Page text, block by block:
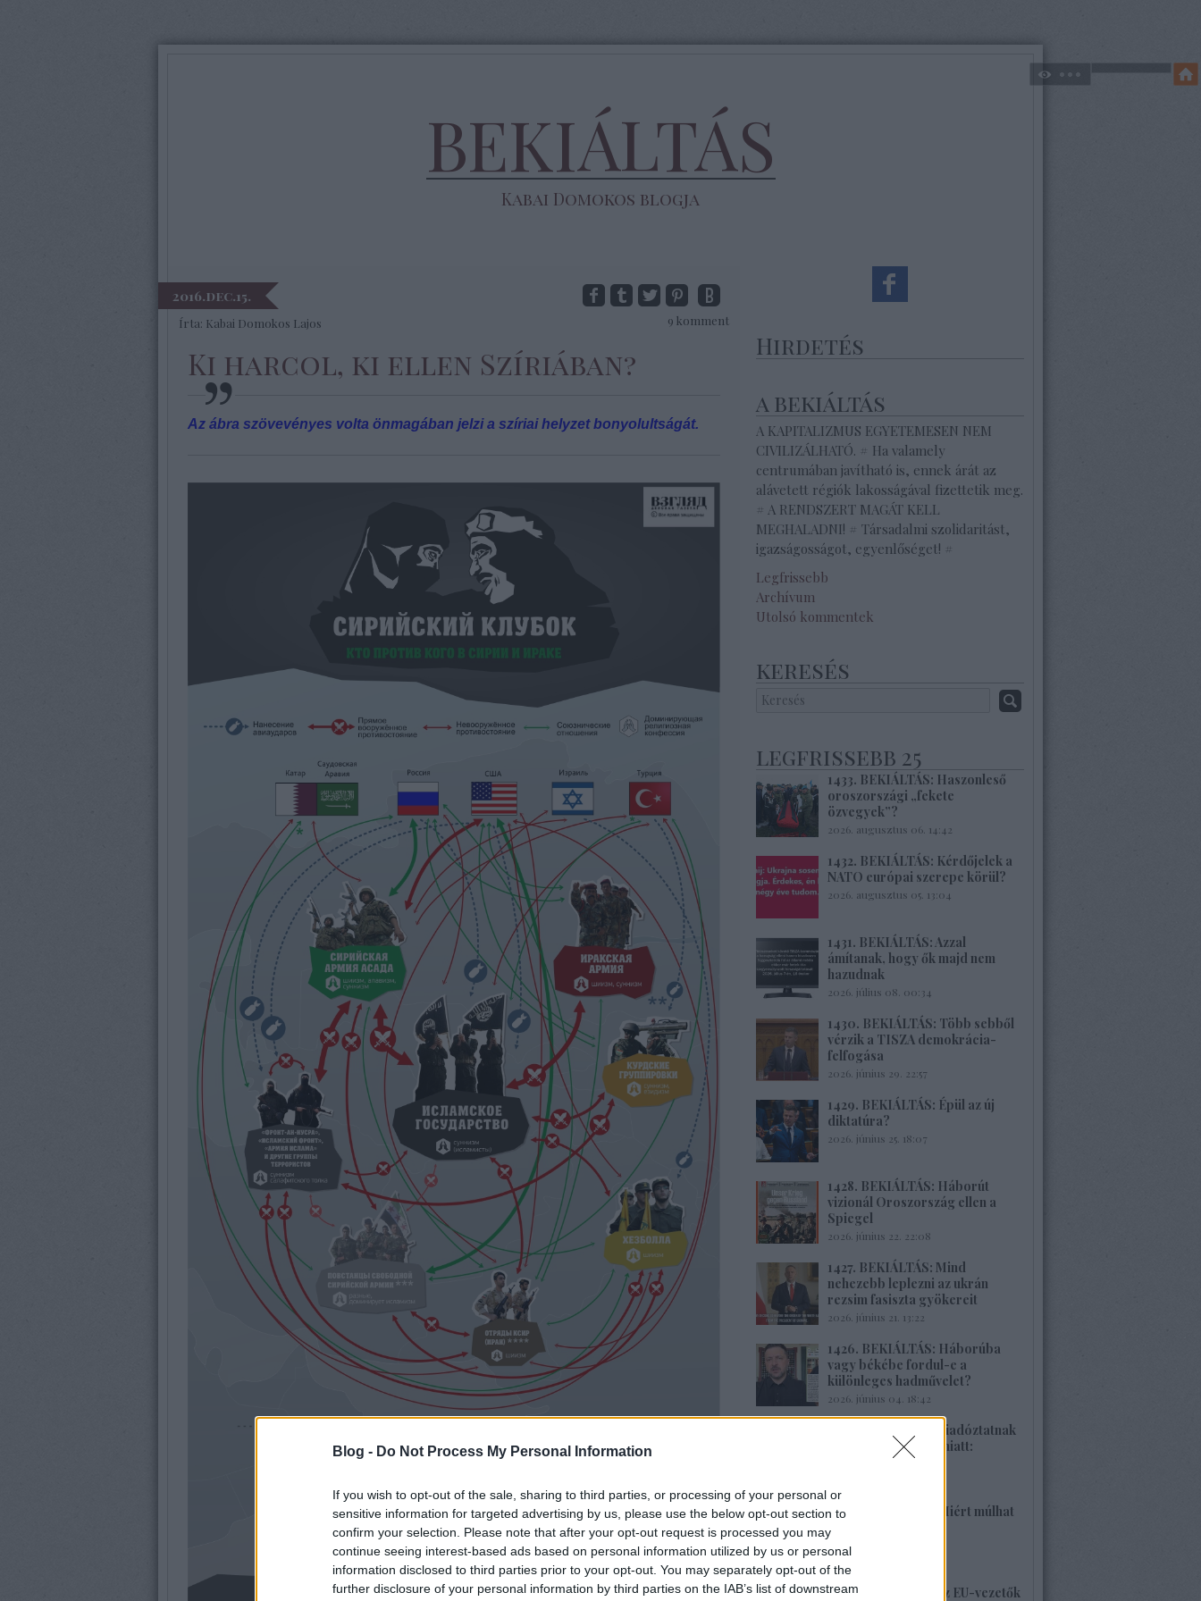
Blog - Do Not Process My Personal Information
If you wish to opt-out of the sale, sharing to third parties, or processing of your personal or
sensitive information for targeted advertising by us, please use the below opt-out section to
confirm your selection. Please note that after your opt-out request is processed you may
continue seeing interest-based ads based on personal information utilized by us or personal
information disclosed to third parties prior to your opt-out. You may separately opt-out of the
further disclosure of your personal information by third parties on the IAB’s list of downstream
BEKIÁLTÁS
Kabai Domokos blogja
2016.dec.15.
Írta: Kabai Domokos Lajos 9 komment
Ki harcol, ki ellen Szíriában?
Az ábra szövevényes volta önmagában jelzi a szíriai helyzet bonyolultságát.
Hirdetés
a bekiáltás
A KAPITALIZMUS EGYETEMESEN NEM
CIVILIZÁLHATÓ. # Ha valamely
centrumában javítható is, ennek árát az
alávetett régiók lakosságával fizettetik meg.
# A RENDSZERT MAGÁT KELL
MEGHALADNI! # Társadalmi szolidaritást,
igazságosságot, egyenlőséget! #
Legfrissebb
Archívum
Utolsó kommentek
keresés
legfrissebb 25
1433. BEKIÁLTÁS: Haszonleső
oroszországi „fekete
özvegyek”?
2026. augusztus 06. 14:42
1432. BEKIÁLTÁS: Kérdőjelek a
NATO európai szerepe körül?
2026. augusztus 05. 13:04
1431. BEKIÁLTÁS: Azzal
ámítanak, hogy ők majd nem
hazudnak
2026. július 08. 00:34
1430. BEKIÁLTÁS: Több sebből
vérzik a TISZA demokrácia-
felfogása
2026. június 29. 22:57
1429. BEKIÁLTÁS: Épül az új
diktatúra?
2026. június 25. 18:07
1428. BEKIÁLTÁS: Háborút
vizionál Oroszország ellen a
Spiegel
2026. június 22. 22:08
1427. BEKIÁLTÁS: Mind
nehezebb leplezni az ukrán
rezsim fasiszta gyökereit
2026. június 21. 13:22
1426. BEKIÁLTÁS: Háborúba
vagy békébe fordul-e a
különleges hadművelet?
2026. június 04. 18:42
1425. BEKIÁLTÁS: Riadóztatnak
az ukrán-fasizmus miatt:
„Európa vigyázz!”
1424. BEKIÁLTÁS: Miért múlhat
ki a Népszava is?
2026. május 30. 19:53
1423. BEKIÁLTÁS: Az EU-vezetők